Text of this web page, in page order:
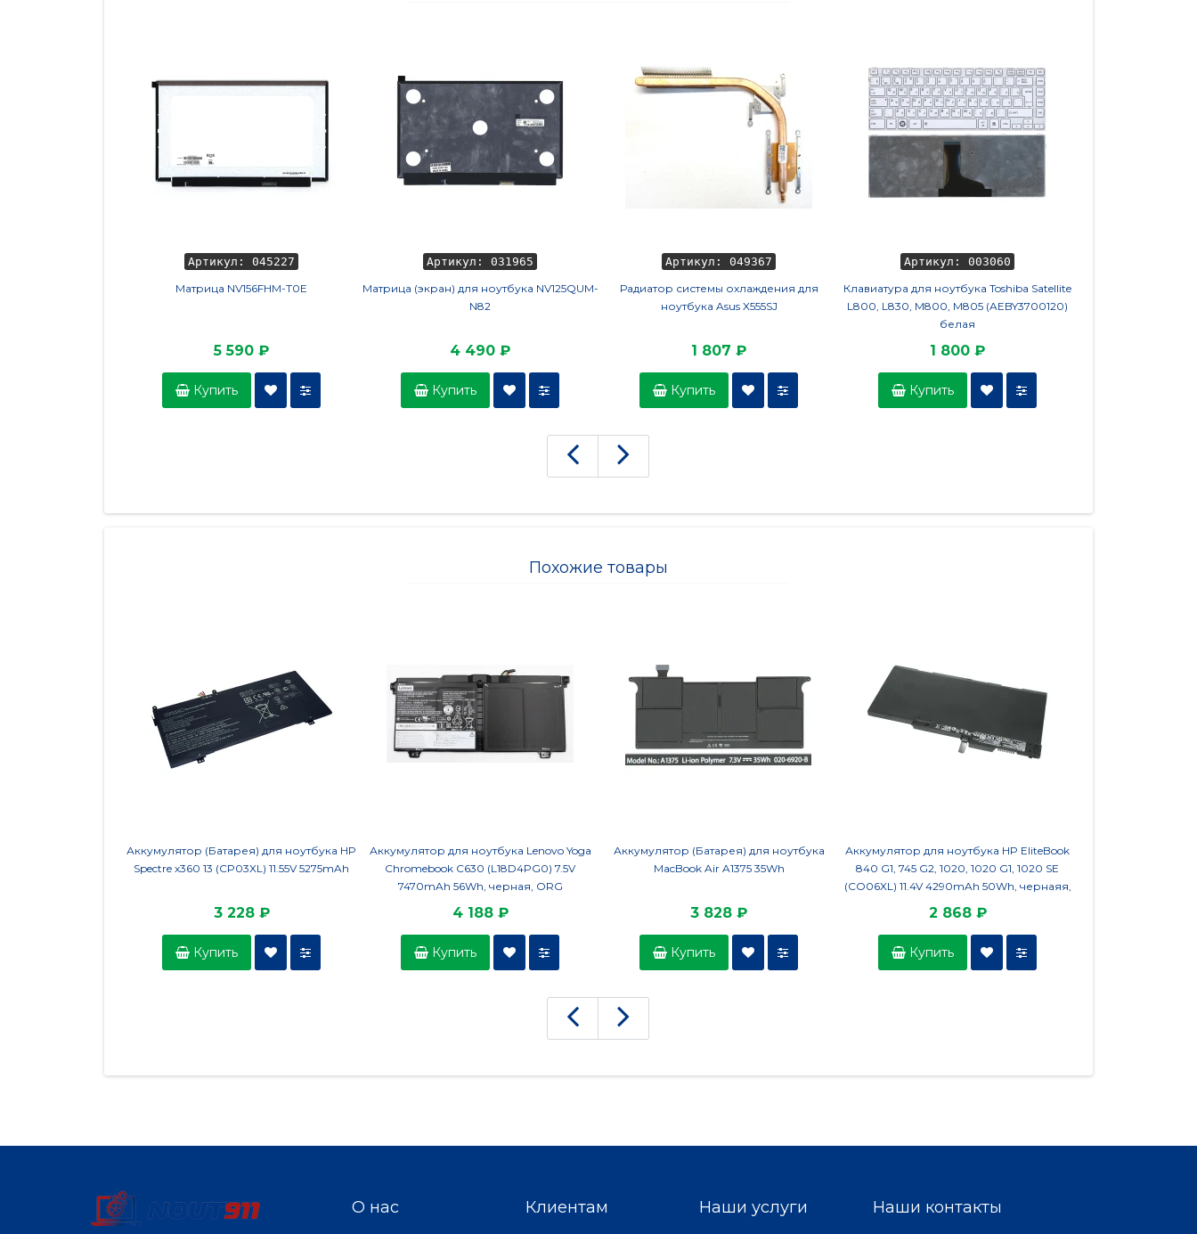
Артикул: 045227
Матрица NV156FHM-T0E
5 590 ₽
Купить
Артикул: 031965
Матрица (экран) для ноутбука NV125QUM-
N82
4 490 ₽
Купить
Артикул: 049367
Радиатор системы охлаждения для
ноутбука Asus X555SJ
1 807 ₽
Купить
Артикул: 003060
Клавиатура для ноутбука Toshiba Satellite
L800, L830, M800, M805 (AEBY3700120)
белая
1 800 ₽
Купить
Похожие товары
Аккумулятор (Батарея) для ноутбука HP
Spectre x360 13 (CP03XL) 11.55V 5275mAh
3 228 ₽
Купить
Аккумулятор для ноутбука Lenovo Yoga
Chromebook C630 (L18D4PG0) 7.5V
7470mAh 56Wh, черная, ORG
4 188 ₽
Купить
Аккумулятор (Батарея) для ноутбука
MacBook Air A1375 35Wh
3 828 ₽
Купить
Аккумулятор для ноутбука HP EliteBook
840 G1, 745 G2, 1020, 1020 G1, 1020 SE
(CO06XL) 11.4V 4290mAh 50Wh, чернаяя,
2 868 ₽
Купить
О нас Клиентам Наши услуги Наши контакты